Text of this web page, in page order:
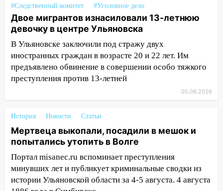
11:17 В Радищевском районе сгорели
хозяйственные постройки
11:00 В Канадее горел жилой дом
10:18 Губернатор Ульяновской области:
уничтожено четыре беспилотника в
регионе
09:39
наркодилеров, снабжавших две области
09:25 Вынесли приговор дебоширам,
избившим мужчину в трамвае
08:27 Ульяновская полиция получила
#Следственный комитет
#Уголовное дело
Двое мигрантов изнасиловали 13-летнюю
девочку в центре Ульяновска
В Ульяновске заключили под стражу двух
иностранных граждан в возрасте 20 и 22 лет. Им
предъявлено обвинение в совершении особо тяжкого
преступления против 13-летней
05.08.2026
История Новости Статьи
Мертвеца выкопали, посадили в мешок и
попытались утопить в Волге
Портал misanec.ru вспоминает преступления
минувших лет и публикует криминальные сводки из
истории Ульяновской области за 4-5 августа. 4 августа